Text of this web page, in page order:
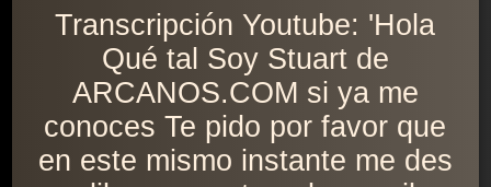
Transcripción Youtube: 'Hola
Qué tal Soy Stuart de
ARCANOS.COM si ya me
conoces Te pido por favor que
en este mismo instante me des